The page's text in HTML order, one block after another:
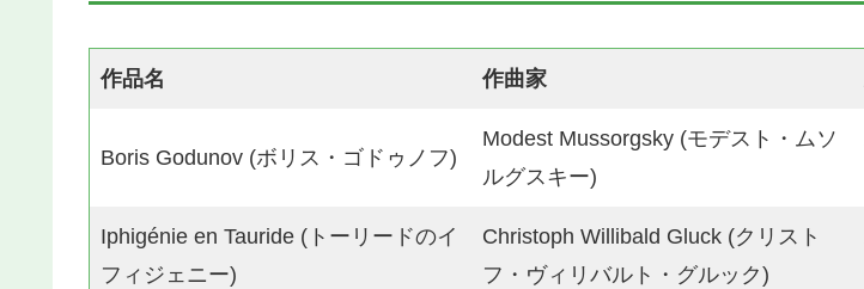
作品名 作曲家
Boris Godunov (ボリス・ゴドゥノフ)
Modest Mussorgsky (モデスト・ムソ
ルグスキー)
Iphigénie en Tauride (トーリードのイ
フィジェニー)
Christoph Willibald Gluck (クリスト
フ・ヴィリバルト・グルック)